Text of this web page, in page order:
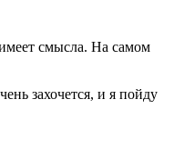
смысла. На самом
захочется, и я пойду